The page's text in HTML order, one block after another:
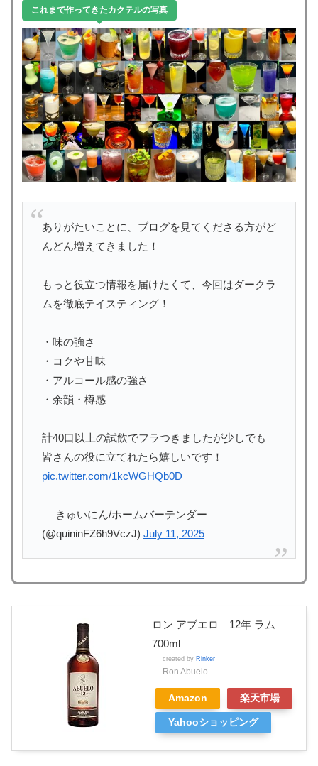
これまで作ってきたカクテルの写真
ありがたいことに、ブログを見てくださる方がど
んどん増えてきました！
もっと役立つ情報を届けたくて、今回はダークラ
ムを徹底テイスティング！
・味の強さ
・コクや甘味
・アルコール感の強さ
・余韻・樽感
計40口以上の試飲でフラつきましたが少しでも
皆さんの役に立てれたら嬉しいです！
pic.twitter.com/1kcWGHQb0D
— きゅいにん/ホームバーテンダー
(@quininFZ6h9VczJ) July 11, 2025
ロン アブエロ 12年 ラム
700ml
created by Rinker
Ron Abuelo
Amazon 楽天市場
Yahooショッピング